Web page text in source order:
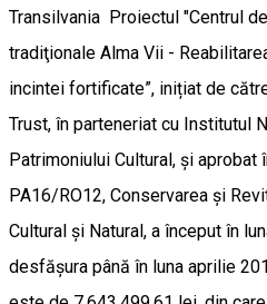
Transilvania Proiectul "Centrul
tradiţionale Alma Vii -
incintei fortificate”, inițiat de
Trust, în parteneriat cu Institutul
Patrimoniului Cultural, și aprobat
PA16/RO12, Conservarea și
Cultural și Natural, a început în
desfășura până în luna aprilie